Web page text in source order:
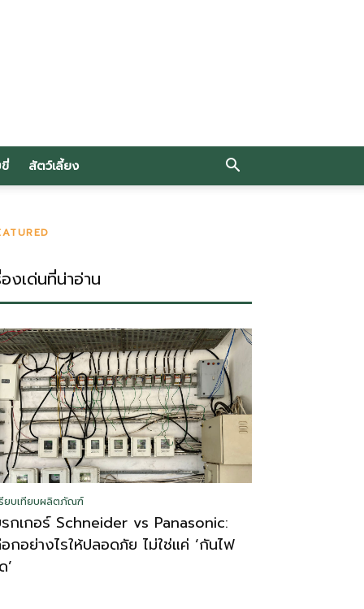
สัตว์เลี้ยง
องเด่นที่น่าอ่าน
ยบเทียบผลิตภัณฑ์
รกเกอร์ Schneider vs Panasonic:
อกอย่างไรให้ปลอดภัย ไม่ใช่แค่ ‘กันไฟ
’